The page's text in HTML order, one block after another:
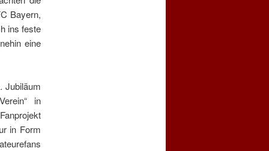
Bayern,
ins feste
eine
Jubiläum
in
in Form